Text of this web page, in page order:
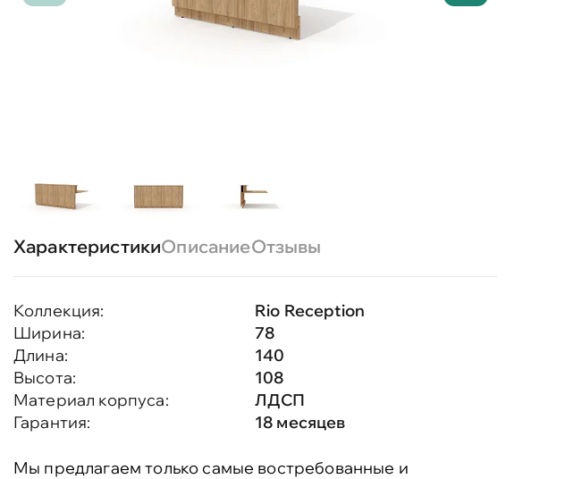
ХарактеристикиОписаниеОтзывы
Коллекция:
Rio Reception
Ширина:
78
Длина:
140
Высота:
108
Материал корпуса:
ЛДСП
Гарантия:
18 месяцев
Мы предлагаем только самые востребованные и